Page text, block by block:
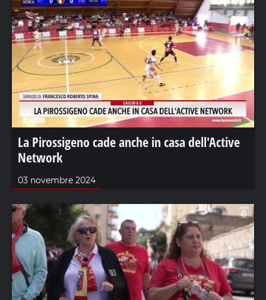
La Pirossigeno cade anche in casa dell'Active
Network
03 novembre 2024